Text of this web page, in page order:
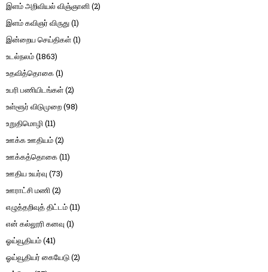
இளம் அறிவியல் விஞ்ஞானி(2)
இளம் கவிஞர் விருது(1)
இன்றைய செய்திகள்(1)
உடல்நலம்(1863)
உதவித்தொகை(1)
உபரி பணியிடங்கள்(2)
உள்ளூர் விடுமுறை(98)
உறுதிமொழி(11)
ஊக்க ஊதியம்(2)
ஊக்கத்தொகை(11)
ஊதிய உயர்வு (73)
ஊராட்சி மணி(2)
எழுத்தறிவுத் திட்டம்(11)
என் கல்லூரி கனவு (1)
ஓய்வூதியம்(41)
ஓய்வூதியர் கையேடு(2)